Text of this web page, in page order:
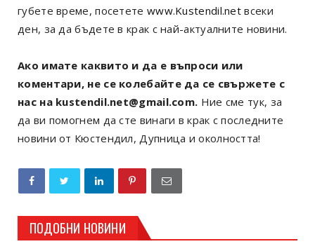
губете време, посетете www.Kustendil.net всеки
ден, за да бъдете в крак с най-актуалните новини.
Ако имате каквито и да е въпроси или
коментари, не се колебайте да се свържете с
нас на kustendil.net@gmail.com. Ние сме тук, за
да ви помогнем да сте винаги в крак с последните
новини от Кюстендил, Дупница и околността!
ПОДОБНИ НОВИНИ